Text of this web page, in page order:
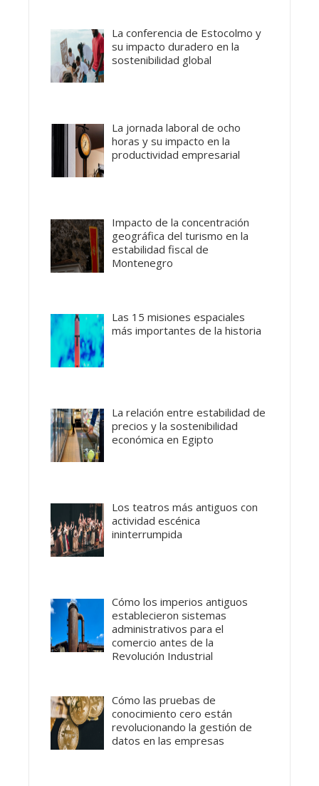
La conferencia de Estocolmo y
su impacto duradero en la
sostenibilidad global
La jornada laboral de ocho
horas y su impacto en la
productividad empresarial
Impacto de la concentración
geográfica del turismo en la
estabilidad fiscal de
Montenegro
Las 15 misiones espaciales
más importantes de la historia
La relación entre estabilidad de
precios y la sostenibilidad
económica en Egipto
Los teatros más antiguos con
actividad escénica
ininterrumpida
Cómo los imperios antiguos
establecieron sistemas
administrativos para el
comercio antes de la
Revolución Industrial
Cómo las pruebas de
conocimiento cero están
revolucionando la gestión de
datos en las empresas